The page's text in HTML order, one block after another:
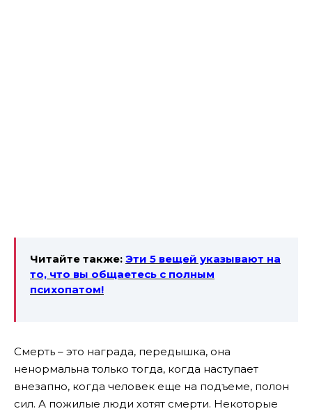
Читайте также: Эти 5 вещей указывают на
то, что вы общаетесь с полным
психопатом!
Смерть – это награда, передышка, она
ненормальна только тогда, когда наступает
внезапно, когда человек еще на подъеме, полон
сил. А пожилые люди хотят смерти. Некоторые